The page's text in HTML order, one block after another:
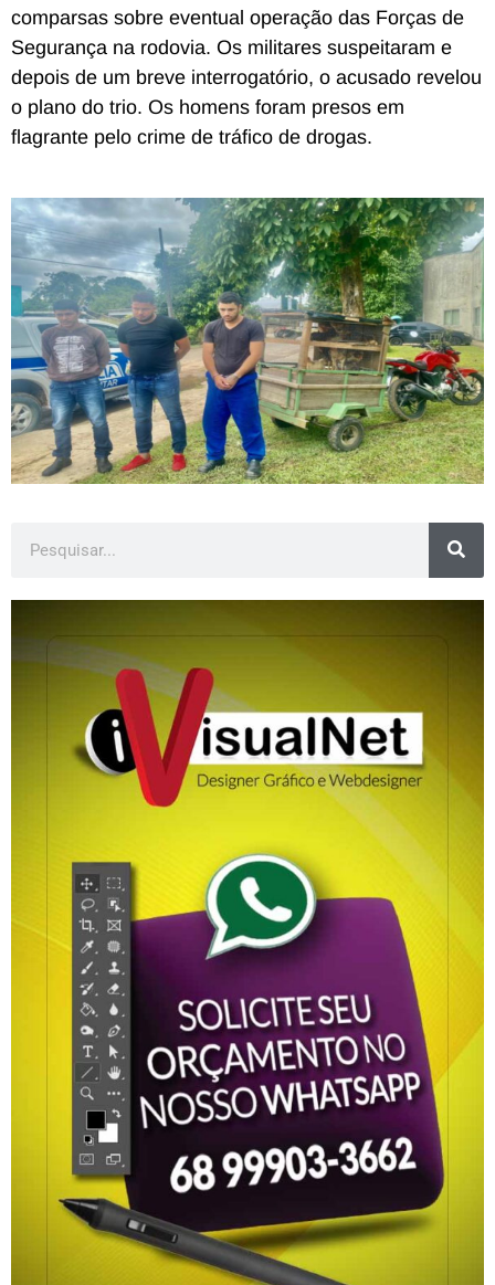
comparsas sobre eventual operação das Forças de
Segurança na rodovia. Os militares suspeitaram e
depois de um breve interrogatório, o acusado revelou
o plano do trio. Os homens foram presos em
flagrante pelo crime de tráfico de drogas.